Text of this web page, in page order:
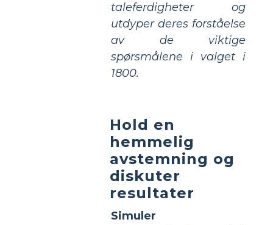
taleferdigheter og
utdyper deres forståelse
av de viktige
spørsmålene i valget i
1800.
Hold en
hemmelig
avstemning og
diskuter
resultater
Simuler